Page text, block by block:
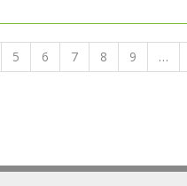
5 6 7 8 9 …